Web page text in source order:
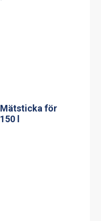
Induktionsspis
modell IN 804RL